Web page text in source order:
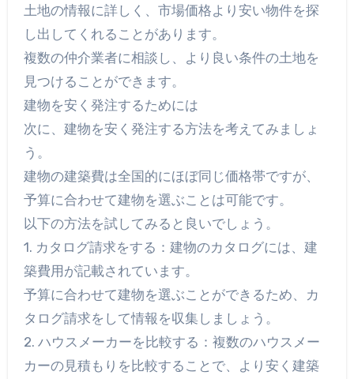
土地の情報に詳しく、市場価格より安い物件を探
し出してくれることがあります。
複数の仲介業者に相談し、より良い条件の土地を
見つけることができます。
建物を安く発注するためには
次に、建物を安く発注する方法を考えてみましょ
う。
建物の建築費は全国的にほぼ同じ価格帯ですが、
予算に合わせて建物を選ぶことは可能です。
以下の方法を試してみると良いでしょう。
1. カタログ請求をする：建物のカタログには、建
築費用が記載されています。
予算に合わせて建物を選ぶことができるため、カ
タログ請求をして情報を収集しましょう。
2. ハウスメーカーを比較する：複数のハウスメー
カーの見積もりを比較することで、より安く建築